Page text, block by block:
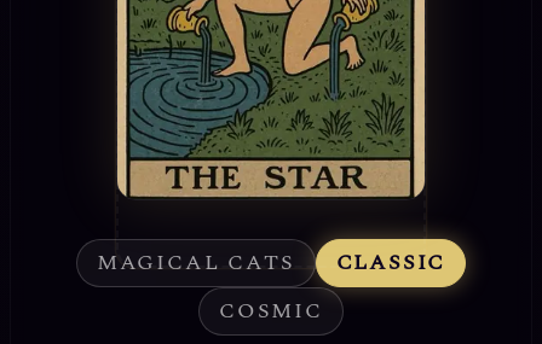
MAGICAL CATS
CLASSIC
COSMIC